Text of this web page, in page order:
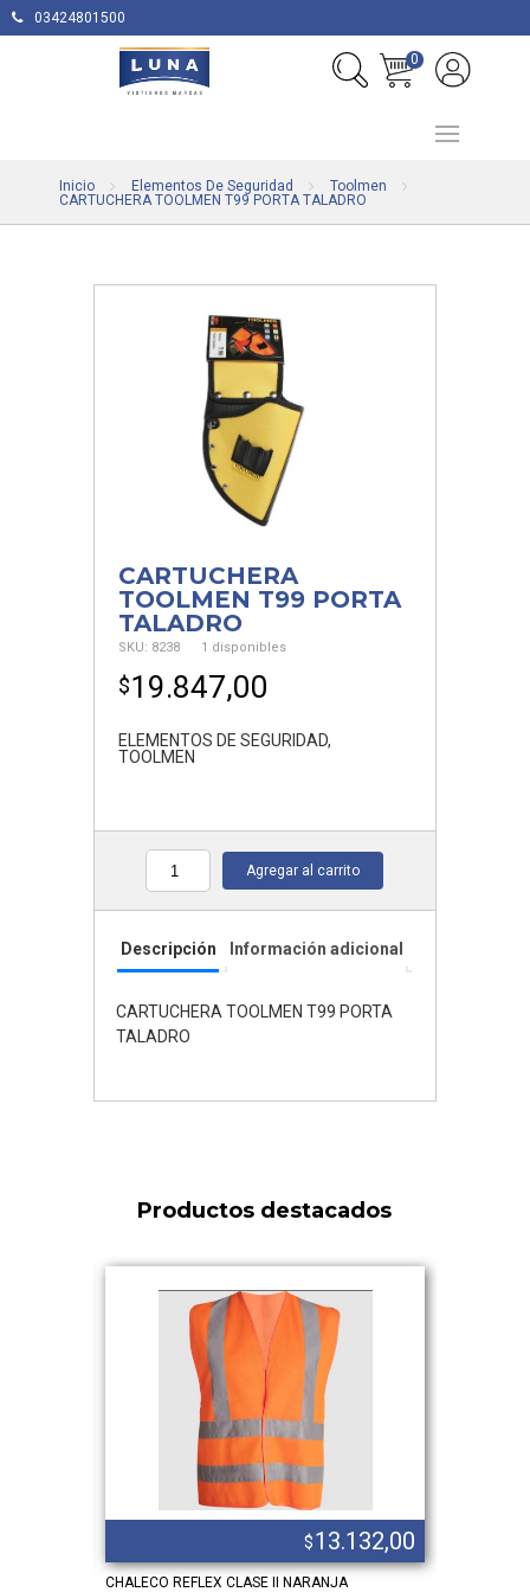
03424801500
0
Inicio Elementos De Seguridad
Toolmen
CARTUCHERA TOOLMEN T99 PORTA TALADRO
CARTUCHERA
TOOLMEN T99 PORTA
TALADRO
SKU: 8238 1 disponibles
$19.847,00
ELEMENTOS DE SEGURIDAD,
TOOLMEN
Cantidad Agregar al carrito
Descripción Información adicional
CARTUCHERA TOOLMEN T99 PORTA
TALADRO
Productos destacados
$13.132,00
CHALECO REFLEX CLASE II NARANJA